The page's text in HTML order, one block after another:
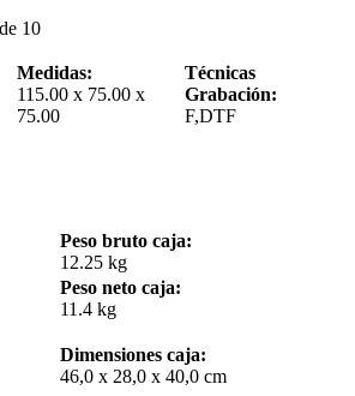
10
Medidas:
115.00 x 75.00 x
75.00
Técnicas
Grabación:
F,DTF
Peso bruto caja:
12.25 kg
Peso neto caja:
11.4 kg
Dimensiones caja:
46,0 x 28,0 x 40,0 cm